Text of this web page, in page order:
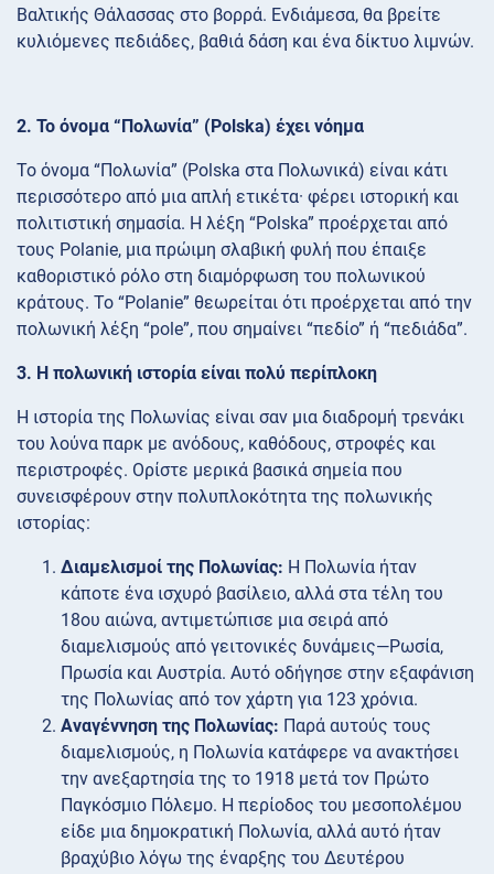
Βαλτικής Θάλασσας στο βορρά. Ενδιάμεσα, θα βρείτε
κυλιόμενες πεδιάδες, βαθιά δάση και ένα δίκτυο λιμνών.
2. Το όνομα “Πολωνία” (Polska) έχει νόημα
Το όνομα “Πολωνία” (Polska στα Πολωνικά) είναι κάτι
περισσότερο από μια απλή ετικέτα· φέρει ιστορική και
πολιτιστική σημασία. Η λέξη “Polska” προέρχεται από
τους Polanie, μια πρώιμη σλαβική φυλή που έπαιξε
καθοριστικό ρόλο στη διαμόρφωση του πολωνικού
κράτους. Το “Polanie” θεωρείται ότι προέρχεται από την
πολωνική λέξη “pole”, που σημαίνει “πεδίο” ή “πεδιάδα”.
3. Η πολωνική ιστορία είναι πολύ περίπλοκη
Η ιστορία της Πολωνίας είναι σαν μια διαδρομή τρενάκι
του λούνα παρκ με ανόδους, καθόδους, στροφές και
περιστροφές. Ορίστε μερικά βασικά σημεία που
συνεισφέρουν στην πολυπλοκότητα της πολωνικής
ιστορίας:
Διαμελισμοί της Πολωνίας: Η Πολωνία ήταν
κάποτε ένα ισχυρό βασίλειο, αλλά στα τέλη του
18ου αιώνα, αντιμετώπισε μια σειρά από
διαμελισμούς από γειτονικές δυνάμεις—Ρωσία,
Πρωσία και Αυστρία. Αυτό οδήγησε στην εξαφάνιση
της Πολωνίας από τον χάρτη για 123 χρόνια.
Αναγέννηση της Πολωνίας: Παρά αυτούς τους
διαμελισμούς, η Πολωνία κατάφερε να ανακτήσει
την ανεξαρτησία της το 1918 μετά τον Πρώτο
Παγκόσμιο Πόλεμο. Η περίοδος του μεσοπολέμου
είδε μια δημοκρατική Πολωνία, αλλά αυτό ήταν
βραχύβιο λόγω της έναρξης του Δευτέρου